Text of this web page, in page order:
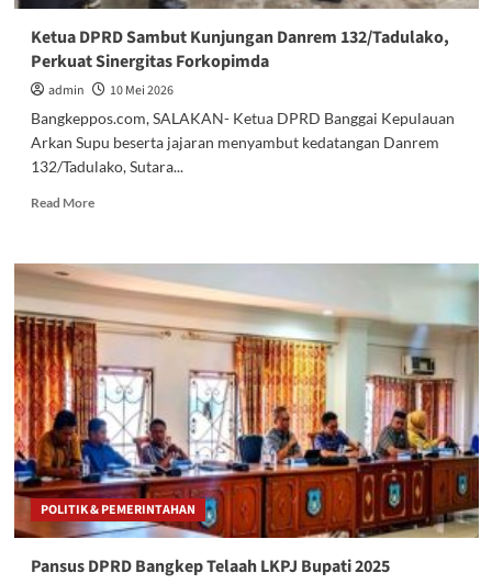
Ketua DPRD Sambut Kunjungan Danrem 132/Tadulako,
Perkuat Sinergitas Forkopimda
admin
10 Mei 2026
Bangkeppos.com, SALAKAN- Ketua DPRD Banggai Kepulauan
Arkan Supu beserta jajaran menyambut kedatangan Danrem
132/Tadulako, Sutara...
Read MoreRead
Ketua
DPRD
Sambut
Kunjungan
Danrem
132/Tadulako,
Perkuat
Sinergitas
Forkopimda
POLITIK & PEMERINTAHAN
Pansus DPRD Bangkep Telaah LKPJ Bupati 2025